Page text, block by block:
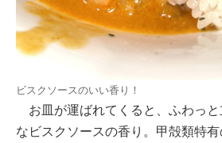
ビスクソースのいい香り！
お皿が運ばれてくると、ふわっ
なビスクソースの香り。甲殻類特